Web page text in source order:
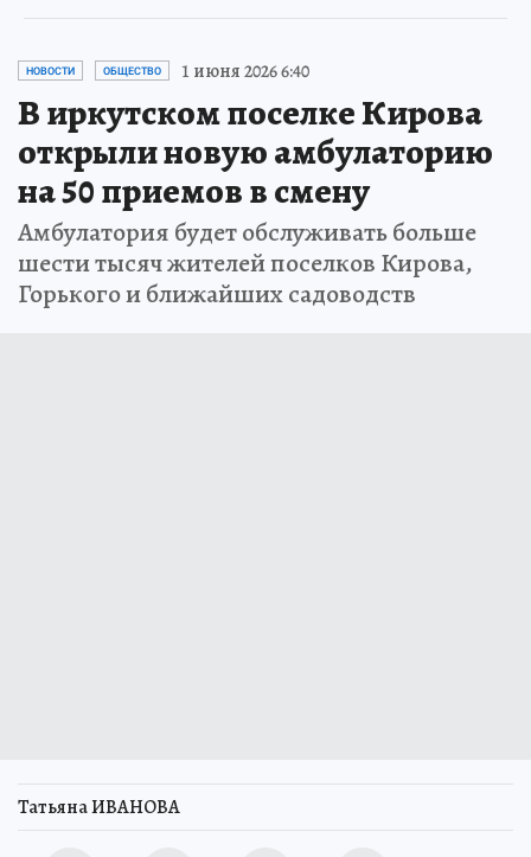
НОВОСТИ ОБЩЕСТВО 1 июня 2026 6:40
В иркутском поселке Кирова
открыли новую амбулаторию
на 50 приемов в смену
Амбулатория будет обслуживать больше
шести тысяч жителей поселков Кирова,
Горького и ближайших садоводств
Татьяна ИВАНОВА